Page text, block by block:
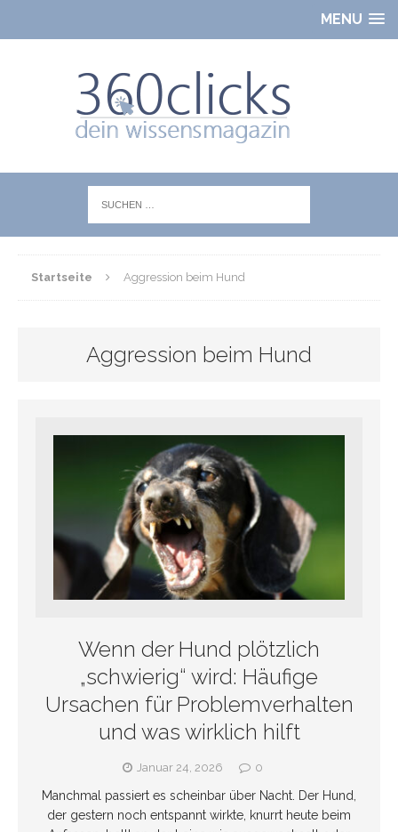
MENU
Startseite Aggression beim Hund
Aggression beim Hund
Wenn der Hund plötzlich
„schwierig“ wird: Häufige
Ursachen für Problemverhalten
und was wirklich hilft
Januar 24, 2026 0
Manchmal passiert es scheinbar über Nacht. Der Hund,
der gestern noch entspannt wirkte, knurrt heute beim